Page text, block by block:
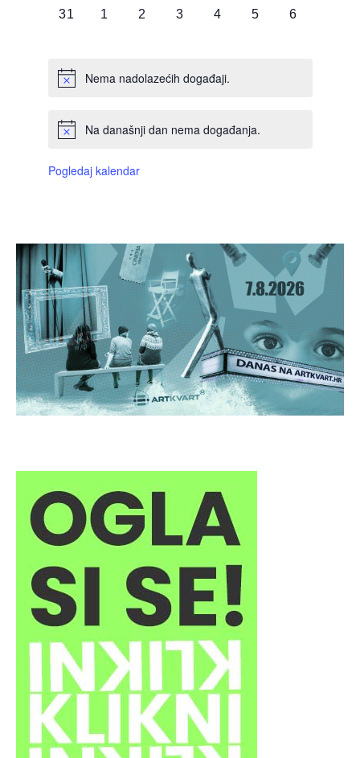
0
31
0
1
0
2
0
3
0
4
0
5
0
6
Nema nadolazećih događaji.
Na današnji dan nema događanja.
Pogledaj kalendar